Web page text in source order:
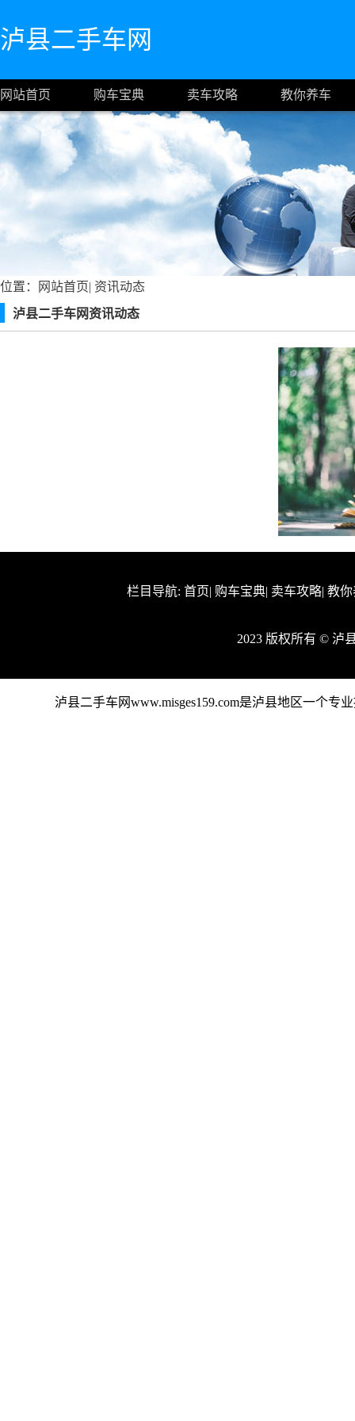
泸县二手车网
网站首页 购车宝典 卖车攻略 教你养车
位置： 网站首页| 资讯动态
泸县二手车网资讯动态
栏目导航: 首页| 购车宝典| 卖车攻略| 教
2023 版权所有 © 泸
泸县二手车网www.misges159.com是泸县地区一个